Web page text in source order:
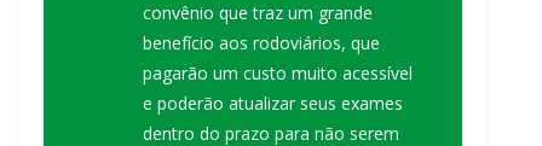
convênio que traz um grande
benefício aos rodoviários, que
pagarão um custo muito acessível
e poderão atualizar seus exames
dentro do prazo para não serem